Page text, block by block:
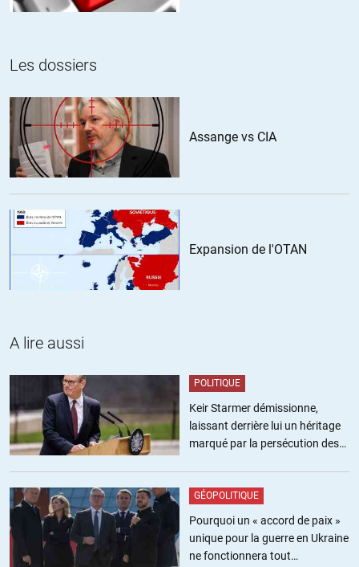
débat.
On verra ce qui ressort des urnes. Mais le malaise est bien réel.
+1 ALERTER
Gil 01.03.2018 à 10h21
Bonjour
Mieux vaut sortir une fois élu que de dire qu’on sortira si on est
envisage ne serait-ce qu’un référendum sur la question de l’euro.
D’ailleurs Berlusconi ne l’avait il pas évoqué avant d’être remercié
manu-militari par cette brave troika ?
Cordialement
Olivier LOISEL// 01.03.2018 à 15h07
Bonjour,
Les dossiers
Assange vs CIA
Expansion de l'OTAN
A lire aussi
POLITIQUE
Keir Starmer démissionne,
laissant derrière lui un héritage
marqué par la persécution des
GÉOPOLITIQUE
Pourquoi un « accord de paix »
unique pour la guerre en Ukraine
ne fonctionnera tout